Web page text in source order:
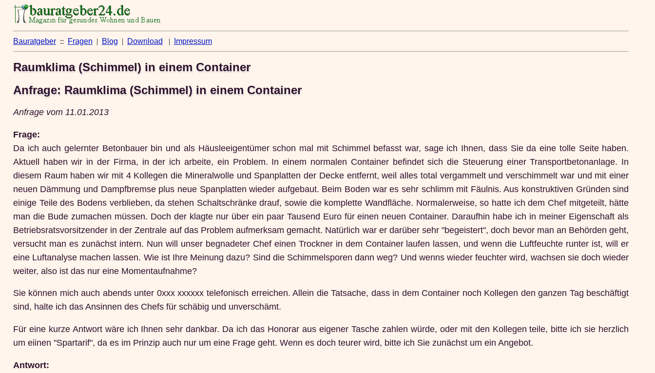
Bauratgeber:: Fragen | Blog | Download | Impressum
Raumklima (Schimmel) in einem Container
Anfrage: Raumklima (Schimmel) in einem Container
Anfrage vom 11.01.2013
Frage:
Da ich auch gelernter Betonbauer bin und als Häusleeigentümer schon mal mit Schimmel befasst war, sage ich Ihnen, dass Sie da eine tolle Seite haben.
Aktuell haben wir in der Firma, in der ich arbeite, ein Problem. In einem normalen Container befindet sich die Steuerung einer Transportbetonanlage. In
diesem Raum haben wir mit 4 Kollegen die Mineralwolle und Spanplatten der Decke entfernt, weil alles total vergammelt und verschimmelt war und mit einer
neuen Dämmung und Dampfbremse plus neue Spanplatten wieder aufgebaut. Beim Boden war es sehr schlimm mit Fäulnis. Aus konstruktiven Gründen sind
einige Teile des Bodens verblieben, da stehen Schaltschränke drauf, sowie die komplette Wandfläche. Normalerweise, so hatte ich dem Chef mitgeteilt, hätte
man die Bude zumachen müssen. Doch der klagte nur über ein paar Tausend Euro für einen neuen Container. Daraufhin habe ich in meiner Eigenschaft als
Betriebsratsvorsitzender in der Zentrale auf das Problem aufmerksam gemacht. Natürlich war er darüber sehr "begeistert", doch bevor man an Behörden geht,
versucht man es zunächst intern. Nun will unser begnadeter Chef einen Trockner in dem Container laufen lassen, und wenn die Luftfeuchte runter ist, will er
eine Luftanalyse machen lassen. Wie ist Ihre Meinung dazu? Sind die Schimmelsporen dann weg? Und wenns wieder feuchter wird, wachsen sie doch wieder
weiter, also ist das nur eine Momentaufnahme?
Sie können mich auch abends unter 0xxx xxxxxx telefonisch erreichen. Allein die Tatsache, dass in dem Container noch Kollegen den ganzen Tag beschäftigt
sind, halte ich das Ansinnen des Chefs für schäbig und unverschämt.
Für eine kurze Antwort wäre ich Ihnen sehr dankbar. Da ich das Honorar aus eigener Tasche zahlen würde, oder mit den Kollegen teile, bitte ich sie herzlich
um eiinen "Spartarif", da es im Prinzip auch nur um eine Frage geht. Wenn es doch teurer wird, bitte ich Sie zunächst um ein Angebot.
Antwort: